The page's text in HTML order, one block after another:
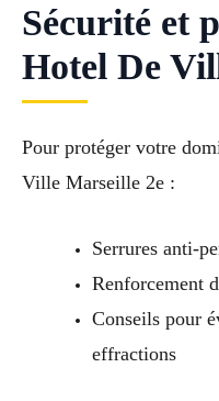
Sécurité et
Hotel De
Pour protéger votre
Ville Marseille 2e :
Serrures anti-
Renforcement
Conseils pour
effractions